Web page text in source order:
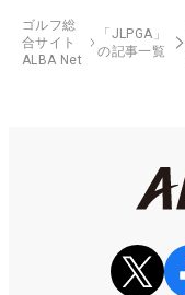
ゴルフ総
合サイト
ALBA Net
「JLPGA」
の記事一覧